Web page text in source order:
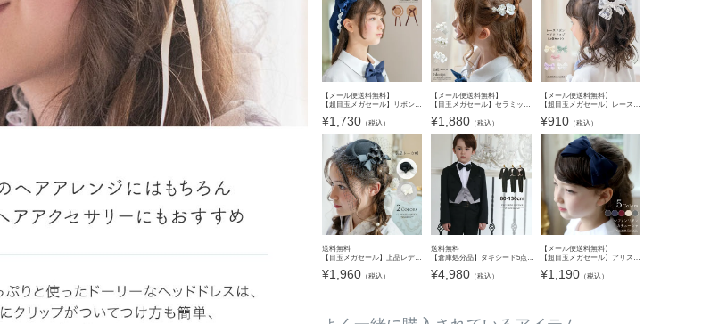
【メール便送料無料】
【超目玉メガセール】リボンとレースのベレー帽 キャサリンコテージ YUP12 ≪メール便優先商品≫
¥1,730（税込）
【メール便送料無料】
【目玉メガセール】セラミックフラワーとビーズのエレガントヘアコーム キャサリンコテージ YUP12《メール便優先商品》
¥1,880 （税込）
【メール便送料無料】
【超目玉メガセール】レースリボンヘアクリップ 2個セット アクセサリー ヘアアクセサリー キッズ YUP4《メール便優先商品》
¥910（税込）
送料無料
【目玉メガセール】上品レディーの気品トーク帽 髪飾り ミニハット ヘッドドレス アクセサリー ヘアアクセサリー その他アクセサリー・小物 TAK
¥1,960（税込）
送料無料
【倉庫処分品】タキシード5点セット 黒 グレー襟 ベビー キッズ 男の子フォーマル 燕尾服 長袖 結婚式 リングボーイ 発表会 衣装 男子 男児 子供服 TAK キャサリンコテージ
¥4,980 （税込）
【メール便送料無料】
【超目玉メガセール】アリスのシフォンリボンカチューシャYUP6《メール便優先商品》
¥1,190（税込）